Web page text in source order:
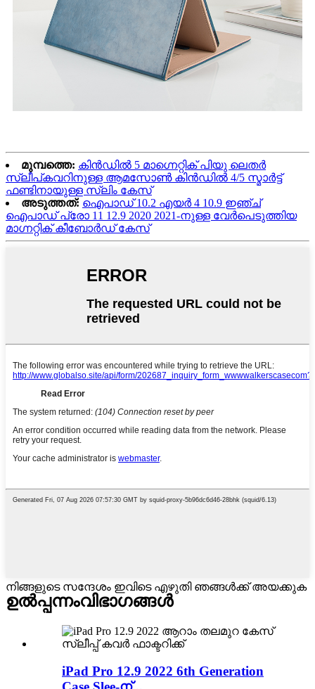
മുമ്പത്തെ: കിൻഡിൽ 5 മാഗ്നെറ്റിക് പിയു ലെതർ
സ്ലീപ്കവറിനുള്ള ആമസോൺ കിൻഡിൽ 4/5 സ്മാർട്ട്
ഫണ്ടിനായുള്ള സ്ലിം കേസ്
അടുത്തത്: ഐപാഡ് 10.2 എയർ 4 10.9 ഇഞ്ച്
ഐപാഡ് പ്രോ 11 12.9 2020 2021-നുള്ള വേർപെടുത്തിയ
മാഗ്നറ്റിക് കീബോർഡ് കേസ്
നിങ്ങളുടെ സന്ദേശം ഇവിടെ എഴുതി ഞങ്ങൾക്ക് അയക്കുക
ഉൽപ്പന്നംവിഭാഗങ്ങൾ
iPad Pro 12.9 2022 6th Generation